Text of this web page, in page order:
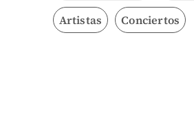
Artistas Conciertos